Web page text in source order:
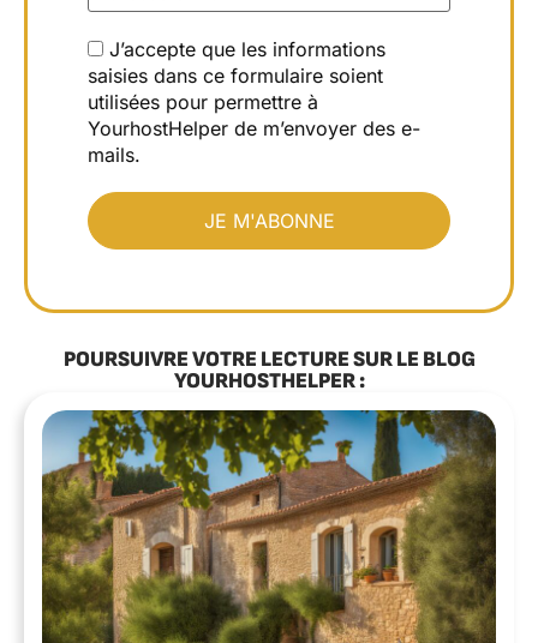
J’accepte que les informations
saisies dans ce formulaire soient
utilisées pour permettre à
YourhostHelper de m’envoyer des e-
mails.
POURSUIVRE VOTRE LECTURE SUR LE BLOG
YOURHOSTHELPER :